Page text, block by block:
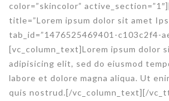
color=”skincolor”
title=”Lorem ipsum dolor sit amet
tab_id=”1476525469401-c103c2f4-
[vc_column_text]Lorem ipsum dolor
adipisicing elit, sed do eiusmod
labore et dolore magna aliqua. Ut
quis nostrud.[/vc_column_text][/